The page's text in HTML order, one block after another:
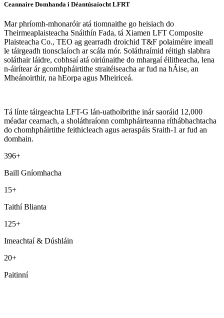
Ceannaire Domhanda i Déantúsaíocht LFRT
Mar phríomh-mhonaróir atá tiomnaithe go heisiach do
Theirmeaplaisteacha Snáithín Fada, tá Xiamen LFT Composite
Plaisteacha Co., TEO ag gearradh droichid T&F polaiméire imeall
le táirgeadh tionsclaíoch ar scála mór. Soláthraímid réitigh slabhra
soláthair láidre, cobhsaí atá oiriúnaithe do mhargaí éilitheacha, lena
n-áirítear ár gcomhpháirtithe straitéiseacha ar fud na hÁise, an
Mheánoirthir, na hEorpa agus Mheiriceá.
Tá línte táirgeachta LFT-G lán-uathoibrithe inár saoráid 12,000
méadar cearnach, a sholáthraíonn comhpháirteanna ríthábhachtacha
do chomhpháirtithe feithicleach agus aeraspáis Sraith-1 ar fud an
domhain.
396+
Baill Gníomhacha
15+
Taithí Blianta
125+
Imeachtaí & Dúshláin
20+
Paitinní